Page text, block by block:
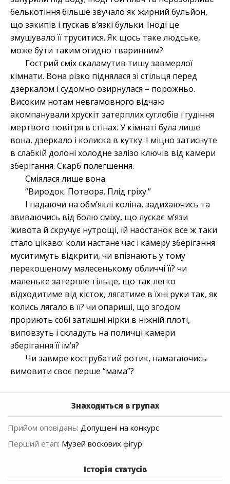
белькотіння більше звучало як жирний бульйон,
що закипів і пускав в’язкі бульки. Іноді це
змушувало її труситися. Як щось таке людське,
може бути таким огидно тваринним?
Гострий сміх скаламутив тишу завмерлої
кімнати. Вона різко піднялася зі стільця перед
дзеркалом і судомно озирнулася – порожньо.
Високим нотам невгамовного відчаю
акомпанували хрускіт затерплих суглобів і гудіння
мертвого повітря в стінах. У кімнаті була лише
вона, дзеркало і колиска в кутку. І міцно затиснуте
в слабкій долоні холодне залізо ключів від камери
зберігання. Скарб полегшення.
Сміялася лише вона.
“Виродок. Потвора. Плід гріху.”
І падаючи на обм’яклі коліна, задихаючись та
звиваючись від болю сміху, що лускає м’язи
живота й скручує нутрощі, їй наостанок все ж таки
стало цікаво: коли настане час і камеру зберігання
муситимуть відкрити, чи впізнають у тому
перекошеному малесенькому обличчі її? чи
маленьке затерпле тільце, що так легко
відходитиме від кісток, лягатиме в їхні руки так, як
колись лягало в її? чи опариші, що згодом
прориють собі затишні нірки в ніжній плоті,
виповзуть і складуть на поличці камери
зберігання її ім’я?
Чи завмре кострубатий ротик, намагаючись
вимовити своє перше “мама”?
Знаходиться в групах
Прийом оповідань: Допущені на конкурс
Перший етап: Музей воскових фігур
Історія статусів